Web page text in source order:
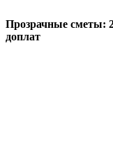
Прозрачные сметы:
доплат